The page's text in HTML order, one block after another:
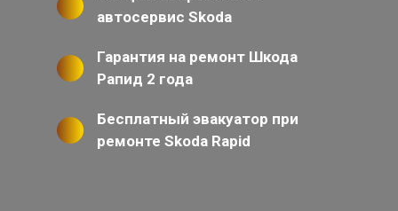
автосервис Skoda
Гарантия на ремонт Шкода
Рапид 2 года
Бесплатный эвакуатор при
ремонте Skoda Rapid